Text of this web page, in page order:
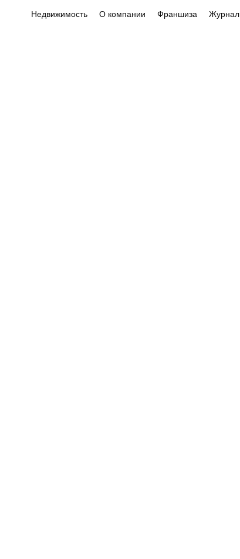
Недвижимость О компании Франшиза Журнал